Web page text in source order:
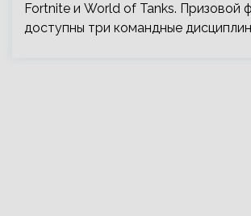
Fortnite и World of Tanks. Призовой
доступны три командные